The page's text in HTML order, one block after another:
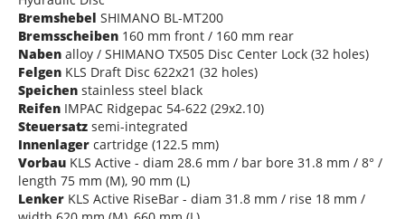
Bremshebel SHIMANO BL-MT200
Bremsscheiben 160 mm front / 160 mm rear
Naben alloy / SHIMANO TX505 Disc Center Lock (32 holes)
Felgen KLS Draft Disc 622x21 (32 holes)
Speichen stainless steel black
Reifen IMPAC Ridgepac 54-622 (29x2.10)
Steuersatz semi-integrated
Innenlager cartridge (122.5 mm)
Vorbau KLS Active - diam 28.6 mm / bar bore 31.8 mm / 8° /
length 75 mm (M), 90 mm (L)
Lenker KLS Active RiseBar - diam 31.8 mm / rise 18 mm /